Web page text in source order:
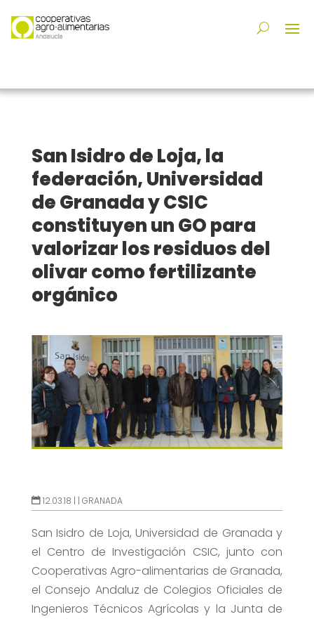
San Isidro de Loja, la
federación, Universidad
de Granada y CSIC
constituyen un GO para
valorizar los residuos del
olivar como fertilizante
orgánico
12.03.18 | | GRANADA
San Isidro de Loja, Universidad de Granada y
el Centro de Investigación CSIC, junto con
Cooperativas Agro-alimentarias de Granada,
el Consejo Andaluz de Colegios Oficiales de
Ingenieros Técnicos Agrícolas y la Junta de